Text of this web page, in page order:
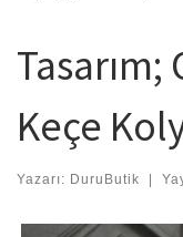
Tasarım;
Keçe
Yazarı: DuruButik |